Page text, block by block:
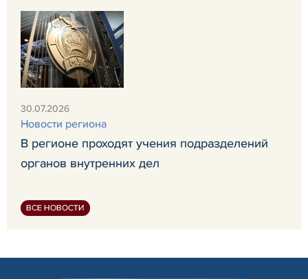
30.07.2026
Новости региона
В регионе проходят учения подразделений
органов внутренних дел
ВСЕ НОВОСТИ